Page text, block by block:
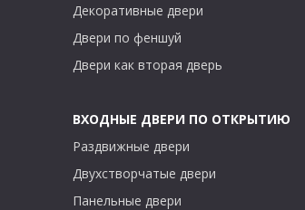
Декоративные двери
Двери по феншуй
Двери как вторая дверь
ВХОДНЫЕ ДВЕРИ ПО ОТКРЫТИЮ
Раздвижные двери
Двухстворчатые двери
Панельные двери